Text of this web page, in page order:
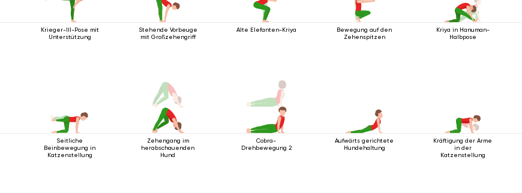
Krieger-III-Pose mit
Unterstützung
Stehende Vorbeuge
mit Großzehengriff
Alte Elefanten-Kriya
Bewegung auf den
Zehenspitzen
Kriya in Hanuman-
Halbpose
Seitliche
Beinbewegung in
Katzenstellung
Zehengang im
herabschauenden
Hund
Cobra-
Drehbewegung 2
Aufwärts gerichtete
Hundehaltung
Kräftigung der Arme
in der
Katzenstellung